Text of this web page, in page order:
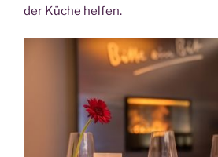
der Küche helfen.